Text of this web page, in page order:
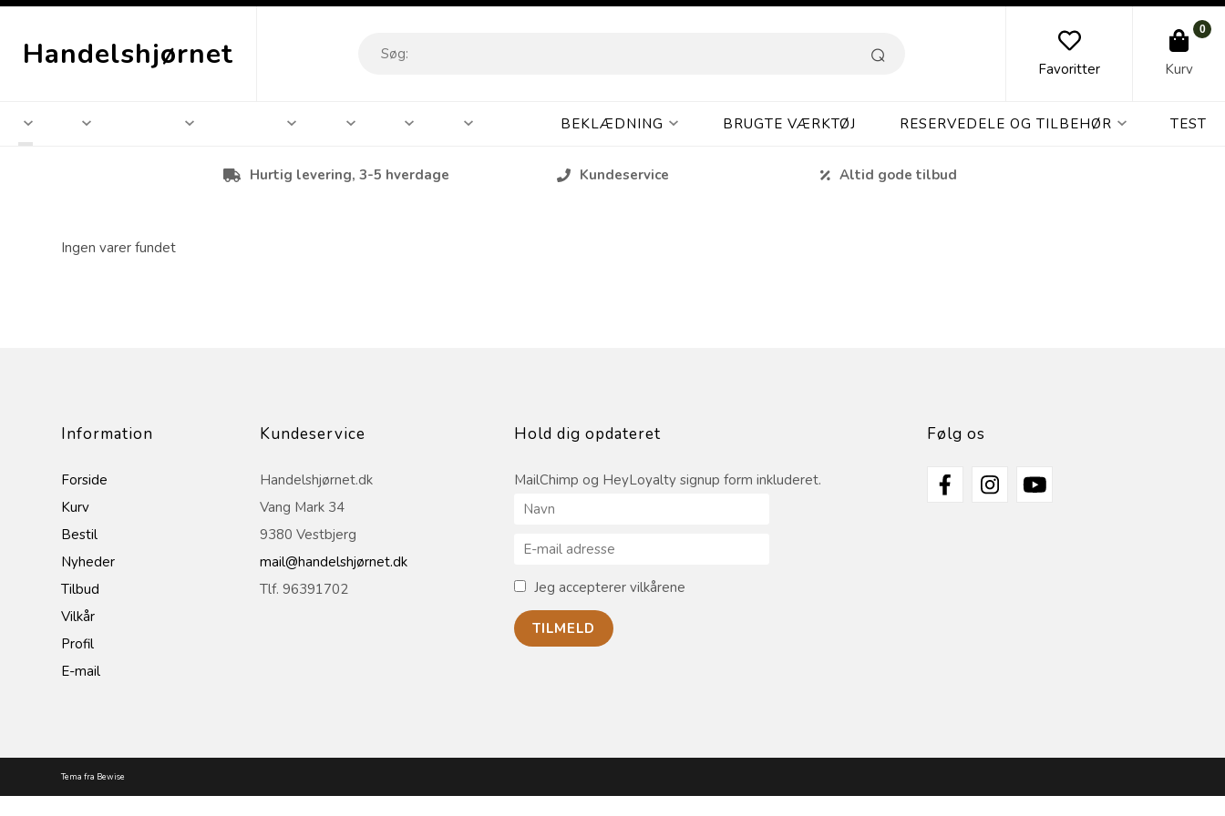
Handelshjørnet Favoritter
0
Kurv
BEKLÆDNING BRUGTE VÆRKTØJ RESERVEDELE OG TILBEHØR TEST
Hurtig levering, 3-5 hverdage Kundeservice Altid gode tilbud
Ingen varer fundet
Information
Forside
Kurv
Bestil
Nyheder
Tilbud
Vilkår
Profil
E-mail
Kundeservice
Handelshjørnet.dk
Vang Mark 34
9380 Vestbjerg
mail@handelshjørnet.dk
Tlf. 96391702
Hold dig opdateret
MailChimp og HeyLoyalty signup form inkluderet.
Jeg accepterer vilkårene
Følg os
Tema fra Bewise